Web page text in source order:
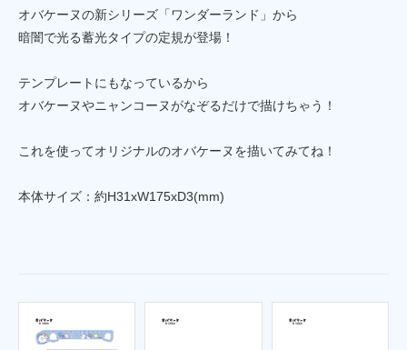
オバケーヌの新シリーズ「ワンダーランド」から
暗闇で光る蓄光タイプの定規が登場！
テンプレートにもなっているから
オバケーヌやニャンコーヌがなぞるだけで描けちゃう！
これを使ってオリジナルのオバケーヌを描いてみてね！
本体サイズ：約H31xW175xD3(mm)